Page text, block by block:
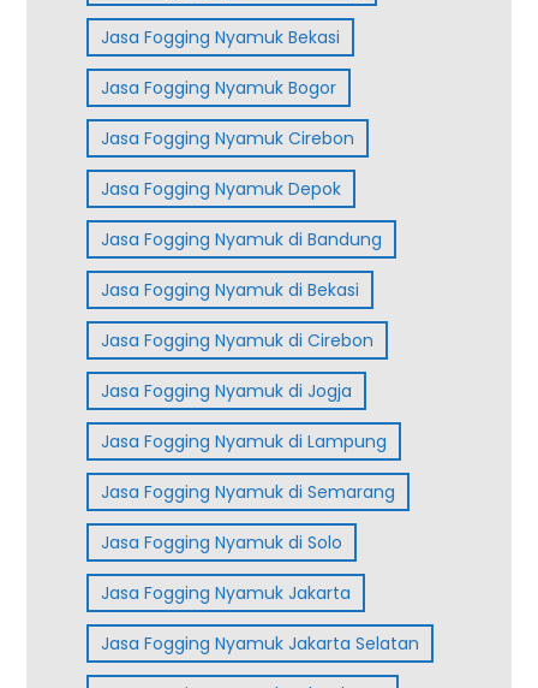
Jasa Fogging Nyamuk Bekasi
Jasa Fogging Nyamuk Bogor
Jasa Fogging Nyamuk Cirebon
Jasa Fogging Nyamuk Depok
Jasa Fogging Nyamuk di Bandung
Jasa Fogging Nyamuk di Bekasi
Jasa Fogging Nyamuk di Cirebon
Jasa Fogging Nyamuk di Jogja
Jasa Fogging Nyamuk di Lampung
Jasa Fogging Nyamuk di Semarang
Jasa Fogging Nyamuk di Solo
Jasa Fogging Nyamuk Jakarta
Jasa Fogging Nyamuk Jakarta Selatan